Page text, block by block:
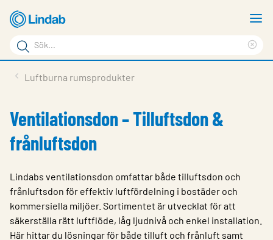
Hoppa
till
huvudinnehållet
Sökord
Sök
på
Service & Support
Hållbarhet
Om Lindab
Kontakt
Logga in
Luftburna rumsprodukter
Ventilationsdon – Tilluftsdon &
frånluftsdon
Lindabs ventilationsdon omfattar både tilluftsdon och
frånluftsdon för effektiv luftfördelning i bostäder och
kommersiella miljöer. Sortimentet är utvecklat för att
säkerställa rätt luftflöde, låg ljudnivå och enkel installation.
Här hittar du lösningar för både tilluft och frånluft samt